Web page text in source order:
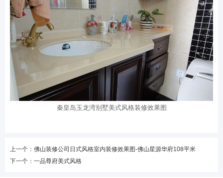
秦皇岛玉龙湾别墅美式风格装修效果图
上一个：佛山装修公司日式风格室内装修效果图-佛山星源华府108平米
下一个：一品尊府美式风格